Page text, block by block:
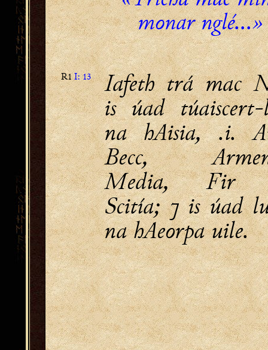
monar nglé...»
R1I: 13
Iafeth trá mac
is úad túaiscert-
na hAisia, .i.
Becc,
Media, Fir
Scitía; ⁊ is úad
na hAeorpa uile.